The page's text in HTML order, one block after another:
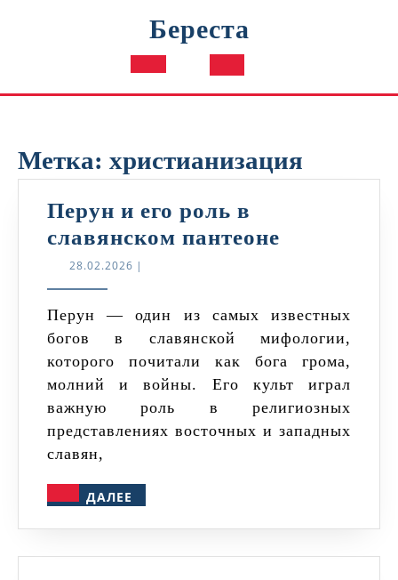
Береста
Кнопка
Метка: христианизация
Перун и его роль в
славянском пантеоне
роль
в
пантеоне
28.02.2026 28.02.2026
|
Перун — один из самых известных
богов в славянской мифологии,
которого почитали как бога грома,
молний и войны. Его культ играл
важную роль в религиозных
представлениях восточных и западных
славян,
ДАЛЕЕ